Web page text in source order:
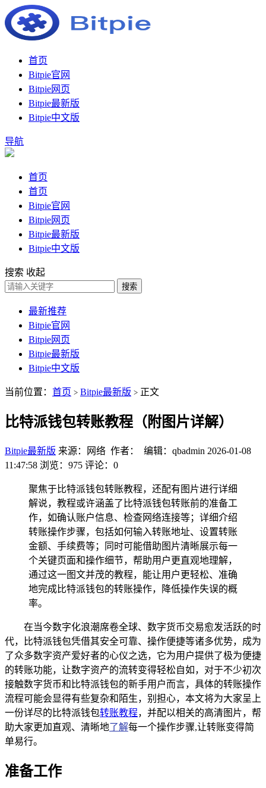
首页
Bitpie官网
Bitpie网页
Bitpie最新版
Bitpie中文版
导航
首页
首页
Bitpie官网
Bitpie网页
Bitpie最新版
Bitpie中文版
搜索 收起
搜索
最新推荐
Bitpie官网
Bitpie网页
Bitpie最新版
Bitpie中文版
当前位置： 首页 > Bitpie最新版 > 正文
比特派钱包转账教程（附图片详解）
Bitpie最新版 来源：网络 作者： 编辑：qbadmin 2026-01-08
11:47:58 浏览：975 评论：0
聚焦于比特派钱包转账教程，还配有图片进行详细
解说，教程或许涵盖了比特派钱包转账前的准备工
作，如确认账户信息、检查网络连接等；详细介绍
转账操作步骤，包括如何输入转账地址、设置转账
金额、手续费等；同时可能借助图片清晰展示每一
个关键页面和操作细节，帮助用户更直观地理解，
通过这一图文并茂的教程，能让用户更轻松、准确
地完成比特派钱包的转账操作，降低操作失误的概
率。
在当今数字化浪潮席卷全球、数字货币交易愈发活跃的时
代，比特派钱包凭借其安全可靠、操作便捷等诸多优势，成为
了众多数字资产爱好者的心仪之选，它为用户提供了极为便捷
的转账功能，让数字资产的流转变得轻松自如，对于不少初次
接触数字货币和比特派钱包的新手用户而言，具体的转账操作
流程可能会显得有些复杂和陌生，别担心，本文将为大家呈上
一份详尽的比特派钱包转账教程，并配以相关的高清图片，帮
助大家更加直观、清晰地了解每一个操作步骤,让转账变得简
单易行。
准备工作